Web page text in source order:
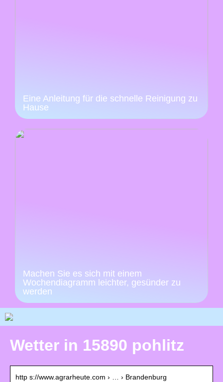
Eine Anleitung für die schnelle Reinigung zu
Hause
Machen Sie es sich mit einem
Wochendiagramm leichter, gesünder zu
werden
Wetter in 15890 pohlitz
http s://www.agrarheute.com › … › Brandenburg